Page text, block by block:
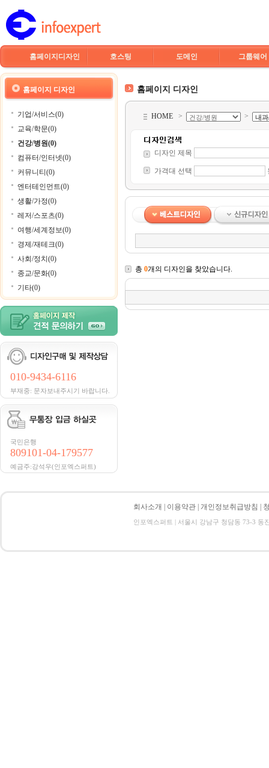
홈페이지디자인 호스팅 도메인 그룹웨어
홈페이지 디자인
기업/서비스(0)
교육/학문(0)
건강/병원(0)
컴퓨터/인터넷(0)
커뮤니티(0)
엔터테인먼트(0)
생활/가정(0)
레저/스포츠(0)
여행/세계정보(0)
경제/재테크(0)
사회/정치(0)
종교/문화(0)
기타(0)
010-9434-6116
부재중: 문자보내주시기 바랍니다.
국민은행
809101-04-179577
예금주:강석우(인포엑스퍼트)
홈페이지 디자인
HOME > >
디자인 제목
가격대 선택
총 0개의 디자인을 찾았습니다.
회사소개 이용약관 개인정보취급방침
인포엑스퍼트 | 서울시 강남구 청담동 73-3 동